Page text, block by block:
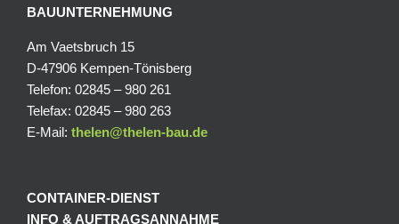
BAUUNTERNEHMUNG
Am Vaetsbruch 15
D-47906 Kempen-Tönisberg
Telefon: 02845 – 980 261
Telefax: 02845 – 980 263
E-Mail: thelen@thelen-bau.de
CONTAINER-DIENST
INFO & AUFTRAGSANNAHME